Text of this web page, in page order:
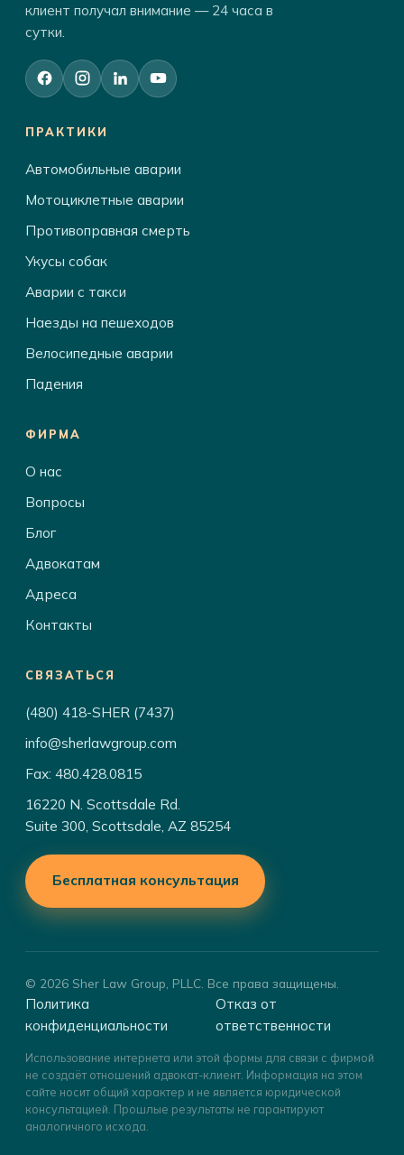
клиент получал внимание — 24 часа в
сутки.
ПРАКТИКИ
Автомобильные аварии
Мотоциклетные аварии
Противоправная смерть
Укусы собак
Аварии с такси
Наезды на пешеходов
Велосипедные аварии
Падения
ФИРМА
О нас
Вопросы
Блог
Адвокатам
Адреса
Контакты
СВЯЗАТЬСЯ
(480) 418-SHER (7437)
info@sherlawgroup.com
Fax: 480.428.0815
16220 N. Scottsdale Rd.
Suite 300, Scottsdale, AZ 85254
Бесплатная консультация
© 2026 Sher Law Group, PLLC. Все права защищены.
Политика
конфиденциальности
Отказ от
ответственности
Использование интернета или этой формы для связи с фирмой
не создаёт отношений адвокат-клиент. Информация на этом
сайте носит общий характер и не является юридической
консультацией. Прошлые результаты не гарантируют
аналогичного исхода.